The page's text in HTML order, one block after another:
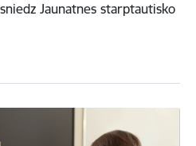
Jaunatnes starptautisko